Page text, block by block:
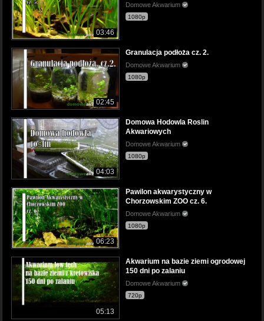
03:46
Domowe Akwarium
1080p
02:45
Granulacja podłoża cz. 2.
Domowe Akwarium
1080p
04:03
Domowa Hodowla Roslin
Akwariowych
Domowe Akwarium
1080p
06:23
Pawilon akwarystyczny w
Chorzowskim ZOO cz. 6.
Domowe Akwarium
1080p
05:13
Akwarium na bazie ziemi ogrodowej
150 dni po zalaniu
Domowe Akwarium
720p